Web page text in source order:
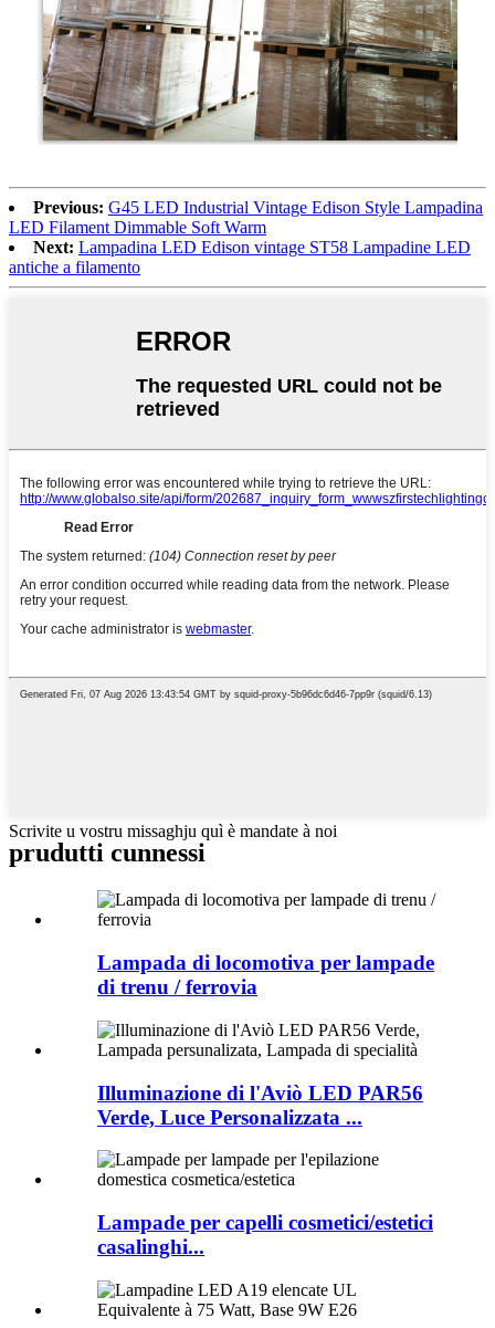
Previous: G45 LED Industrial Vintage Edison Style Lampadina
LED Filament Dimmable Soft Warm
Next: Lampadina LED Edison vintage ST58 Lampadine LED
antiche a filamento
Scrivite u vostru missaghju quì è mandate à noi
prudutti cunnessi
Lampada di locomotiva per lampade
di trenu / ferrovia
Illuminazione di l'Aviò LED PAR56
Verde, Luce Personalizzata ...
Lampade per capelli cosmetici/estetici
casalinghi...